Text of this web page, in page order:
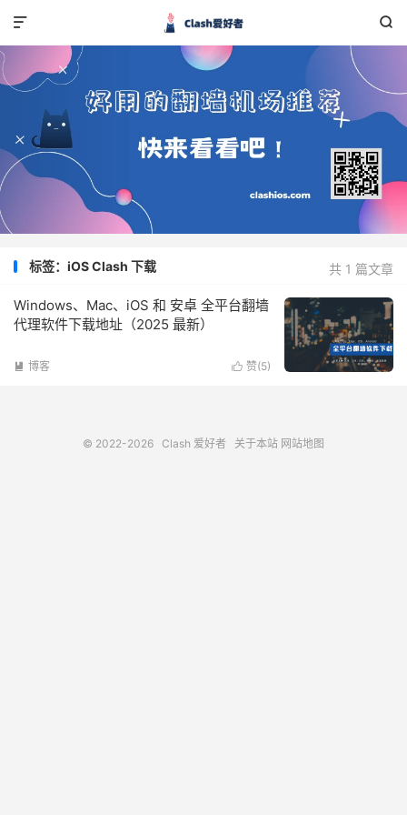


共 1 篇文章
标签：iOS Clash 下载
Windows、Mac、iOS 和 安卓 全平台翻墙
代理软件下载地址（2025 最新）
 赞(5)
 博客
© 2022-2026 Clash 爱好者 关于本站 网站地图